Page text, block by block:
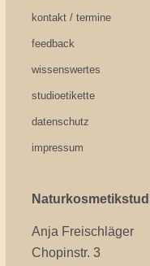
kontakt / termine
feedback
wissenswertes
studioetikette
datenschutz
impressum
Anja Freischläger
Chopinstr. 3